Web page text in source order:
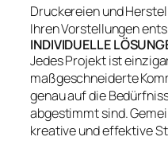
Druckereien und
Ihren Vorstellungen
INDIVIDUELLE
Jedes Projekt ist
maßgeschneiderte
genau auf die
abgestimmt sind.
kreative und effektive